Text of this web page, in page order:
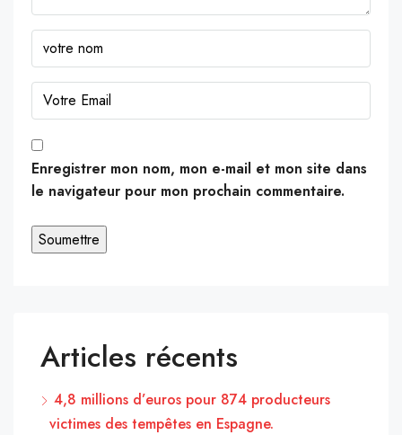
Enregistrer mon nom, mon e-mail et mon site dans
le navigateur pour mon prochain commentaire.
Articles récents
4,8 millions d’euros pour 874 producteurs
victimes des tempêtes en Espagne.